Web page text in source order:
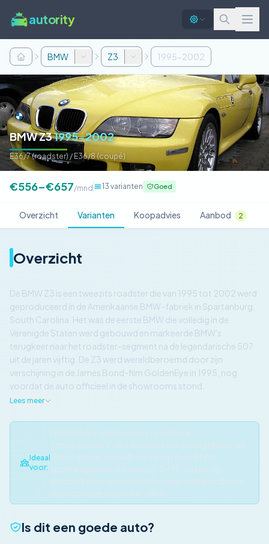
autority
BMW Z3 1995-2002
BMW Z31995-2002
E36/7 (roadster) / E36/8 (coupé)
€556–€657/mnd 13 varianten Goed
Overzicht Varianten Koopadvies Aanbod 2
Overzicht
De BMW Z3 is een tweezits roadster die van 1995 tot 2002 werd
geproduceerd in de Amerikaanse BMW-fabriek in Spartanburg,
South Carolina. Het was de eerste BMW die volledig in de
Verenigde Staten werd gebouwd en markeerde BMW's
terugkeer naar het roadster-segment na de legendarische 507
uit de jaren vijftig. De Z3 werd wereldberoemd door zijn
verschijning in de James Bond-film GoldenEye in 1995, nog
voordat de auto officieel in de showrooms stond.
Lees meer
Ideaal
voor:
Is dit een goede auto?